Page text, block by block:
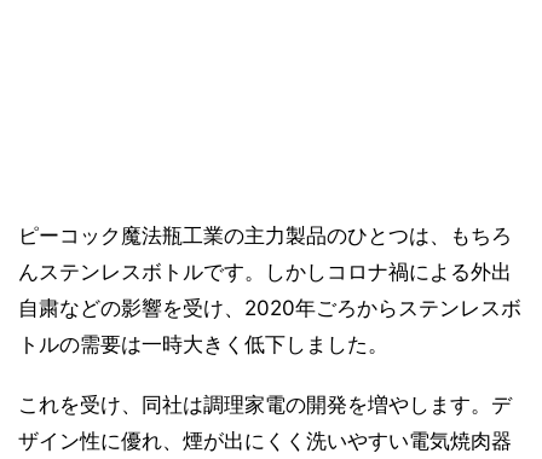
ピーコック魔法瓶工業の主力製品のひとつは、もちろ
んステンレスボトルです。しかしコロナ禍による外出
自粛などの影響を受け、2020年ごろからステンレスボ
トルの需要は一時大きく低下しました。
これを受け、同社は調理家電の開発を増やします。デ
ザイン性に優れ、煙が出にくく洗いやすい電気焼肉器